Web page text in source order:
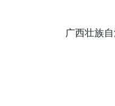
广西壮族